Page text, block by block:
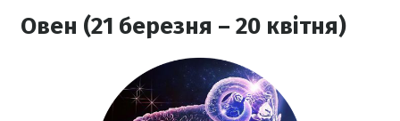
Овен (21 березня – 20 квітня)